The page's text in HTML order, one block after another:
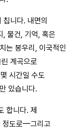
니다. 내면의
, 물건, 기억, 혹은
는 봉우리, 이국적인
계곡으로
시간일 수도
만 있습니다.
합니다. 제
정도로—그리고